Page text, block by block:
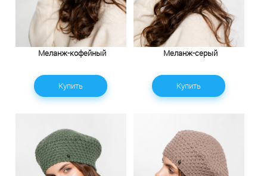
Меланж-кофейный
Купить
Меланж-серый
Купить